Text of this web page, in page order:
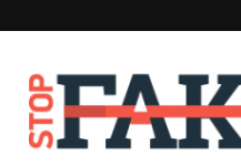
StopFake